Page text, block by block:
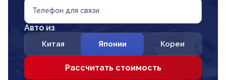
Телефон для связи
Авто из
Китая Японии Кореи
Рассчитать стоимость